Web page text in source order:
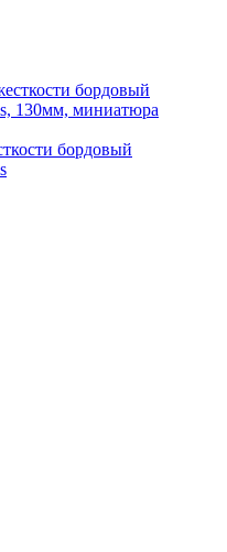
бордовый